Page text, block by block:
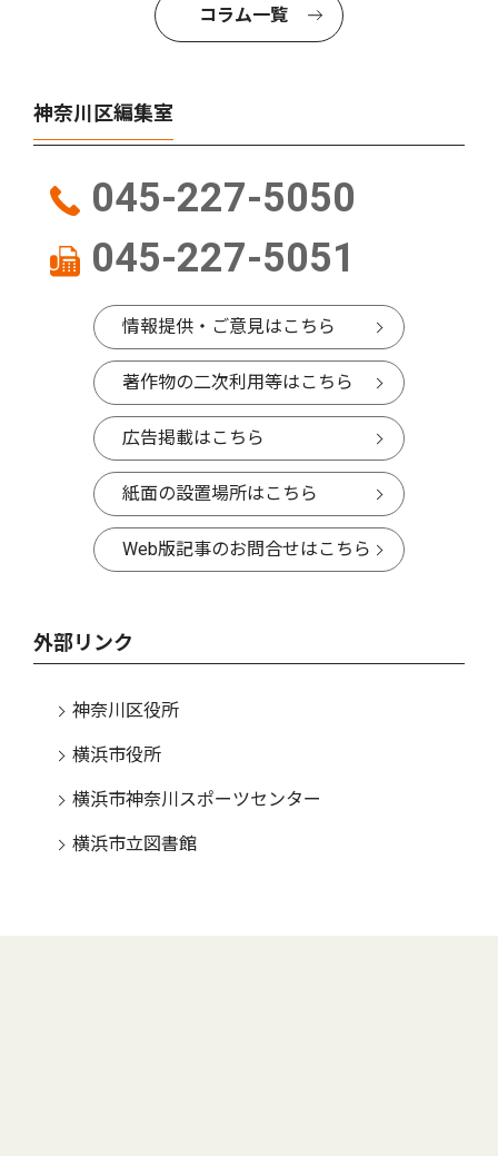
コラム一覧
神奈川区編集室
045-227-5050
045-227-5051
情報提供・ご意見はこちら
著作物の二次利用等はこちら
広告掲載はこちら
紙面の設置場所はこちら
Web版記事のお問合せはこちら
外部リンク
神奈川区役所
横浜市役所
横浜市神奈川スポーツセンター
横浜市立図書館